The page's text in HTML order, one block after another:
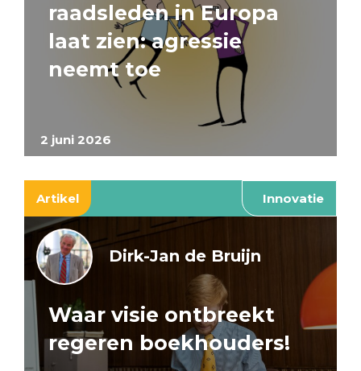
2 juni 2026
raadsleden in Europa
laat zien: agressie
neemt toe
Artikel Innovatie
Dirk-Jan de Bruijn
Waar visie ontbreekt
regeren boekhouders!